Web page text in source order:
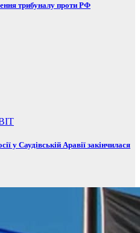
трибуналу проти РФ
у Саудівській Аравії закінчилася